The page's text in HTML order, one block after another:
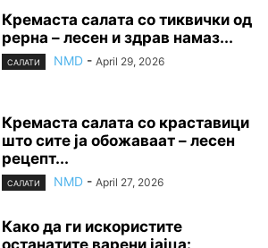
Кремаста салата со тиквички од
рерна – лесен и здрав намаз...
САЛАТИ NMD - April 29, 2026
Кремаста салата со краставици
што сите ја обожаваат – лесен
рецепт...
САЛАТИ NMD - April 27, 2026
Како да ги искористите
останатите варени јајца: